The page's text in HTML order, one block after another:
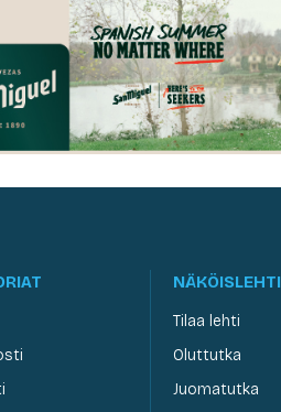
NÄKÖISLEHTI
Tilaa lehti
Oluttutka
Juomatutka